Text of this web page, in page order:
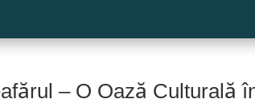
– O Oază Culturală